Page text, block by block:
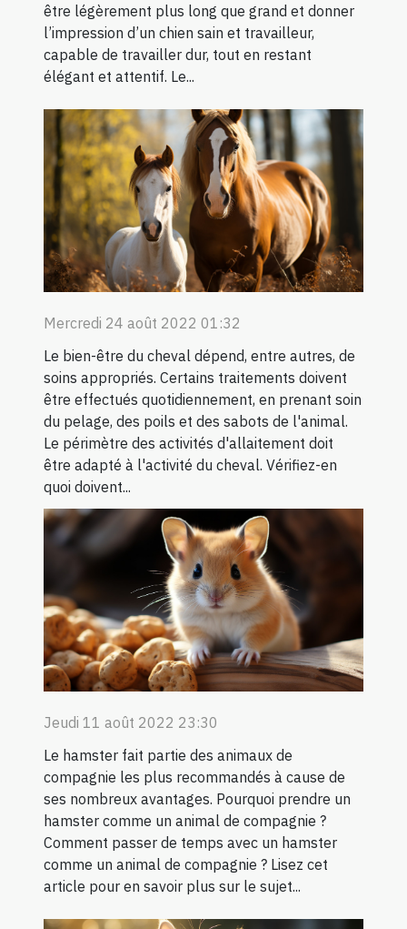
être légèrement plus long que grand et donner
l’impression d’un chien sain et travailleur,
capable de travailler dur, tout en restant
élégant et attentif. Le...
Mercredi 24 août 2022 01:32
Le bien-être du cheval dépend, entre autres, de
soins appropriés. Certains traitements doivent
être effectués quotidiennement, en prenant soin
du pelage, des poils et des sabots de l'animal.
Le périmètre des activités d'allaitement doit
être adapté à l'activité du cheval. Vérifiez-en
quoi doivent...
Jeudi 11 août 2022 23:30
Le hamster fait partie des animaux de
compagnie les plus recommandés à cause de
ses nombreux avantages. Pourquoi prendre un
hamster comme un animal de compagnie ?
Comment passer de temps avec un hamster
comme un animal de compagnie ? Lisez cet
article pour en savoir plus sur le sujet...